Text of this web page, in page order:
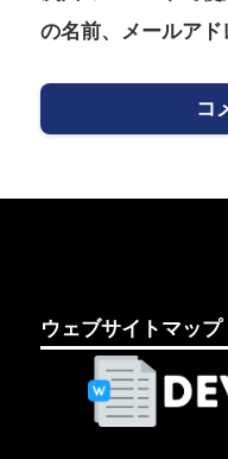
の名前、メールアド
ウェブサイトマップ